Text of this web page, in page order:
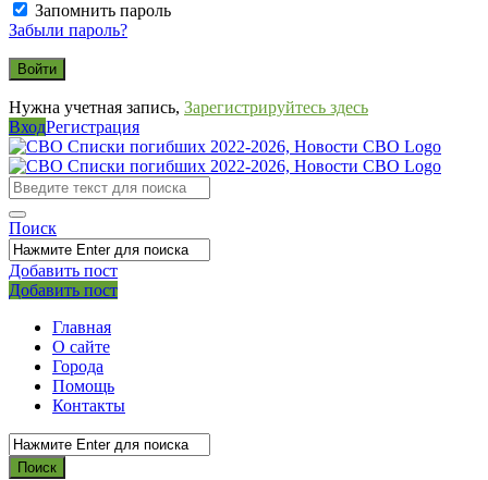
Запомнить пароль
Забыли пароль?
Нужна учетная запись, Зарегистрируйтесь здесь
ВходРегистрация
СВО
Списки
погибших
2022-
2026,
Новости
СВО
Поиск
Добавить пост
Мобильное
меню
Выйти
Добавить пост
Главная
О сайте
Города
Помощь
Контакты